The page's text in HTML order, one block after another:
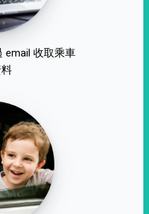
email 收取乘車